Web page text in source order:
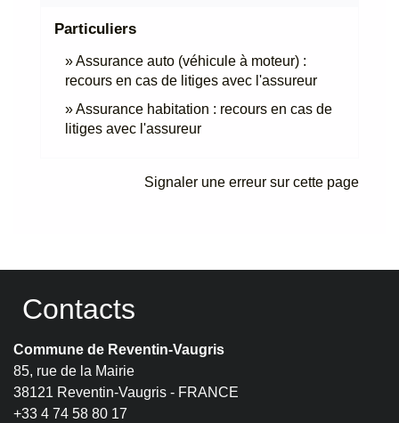
Particuliers
Assurance auto (véhicule à moteur) :
recours en cas de litiges avec l'assureur
Assurance habitation : recours en cas de
litiges avec l'assureur
Signaler une erreur sur cette page
Contacts
Commune de Reventin-Vaugris
85, rue de la Mairie
38121 Reventin-Vaugris - FRANCE
+33 4 74 58 80 17